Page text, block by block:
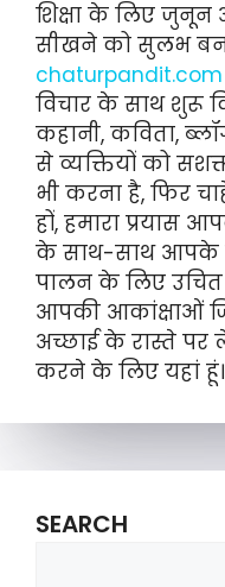
शिक्षा के लिए
सीखने को सुलभ
chaturpandit.com
विचार के साथ शुरू
कहानी, कविता,
से व्यक्तियों को
भी करना है, फिर
हों, हमारा प्रयास
के साथ-साथ आपके
पालन के लिए उचित
आपकी आकांक्षाओं
अच्छाई के रास्ते
करने के लिए यहां हूं।
SEARCH